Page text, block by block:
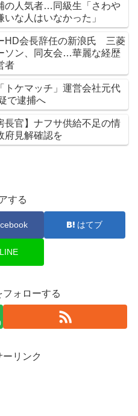
の人気者…同級生「さわや
いな人はいなかった」
HD会長辞任の新浪氏 三菱
ソン、同友会…華麗な経歴
者
トケマッチ」運営会社元代
で逮捕へ
長官】ナフサ供給不足の情
見解確認を
する
はてブ
LINE
ォローする
ーリンク